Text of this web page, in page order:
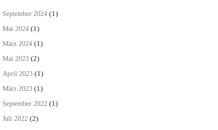
September 2024 (1)
Mai 2024 (1)
März 2024 (1)
Mai 2023 (2)
April 2023 (1)
März 2023 (1)
September 2022 (1)
Juli 2022 (2)